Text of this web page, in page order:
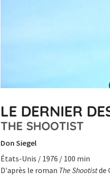
LE DERNIER
THE SHOOTIST
Don Siegel
États-Unis / 1976 / 100 min
D'après le roman The Shootistde